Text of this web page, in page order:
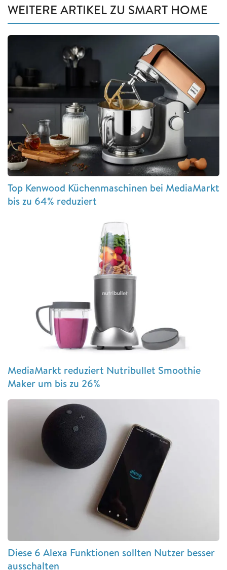
WEITERE ARTIKEL ZU SMART HOME
Top Kenwood Küchenmaschinen bei MediaMarkt
bis zu 64% reduziert
MediaMarkt reduziert Nutribullet Smoothie
Maker um bis zu 26%
Diese 6 Alexa Funktionen sollten Nutzer besser
ausschalten